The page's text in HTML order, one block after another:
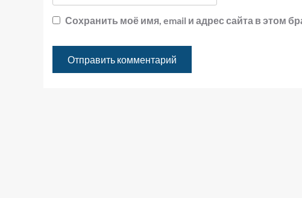
Сохранить моё имя, email и адрес сайта в этом